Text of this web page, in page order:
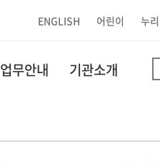
ENGLISH 어린이 누
업무안내 기관소개